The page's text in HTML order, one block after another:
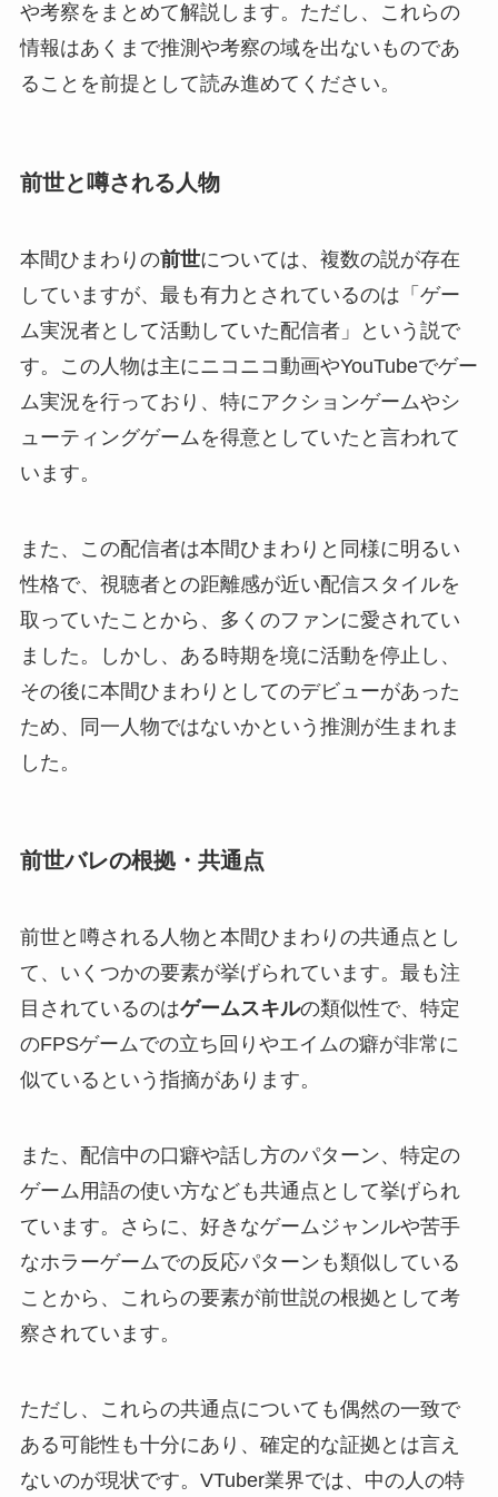
や考察をまとめて解説します。ただし、これらの
情報はあくまで推測や考察の域を出ないものであ
ることを前提として読み進めてください。
前世と噂される人物
本間ひまわりの前世については、複数の説が存在
していますが、最も有力とされているのは「ゲー
ム実況者として活動していた配信者」という説で
す。この人物は主にニコニコ動画やYouTubeでゲー
ム実況を行っており、特にアクションゲームやシ
ューティングゲームを得意としていたと言われて
います。
また、この配信者は本間ひまわりと同様に明るい
性格で、視聴者との距離感が近い配信スタイルを
取っていたことから、多くのファンに愛されてい
ました。しかし、ある時期を境に活動を停止し、
その後に本間ひまわりとしてのデビューがあった
ため、同一人物ではないかという推測が生まれま
した。
前世バレの根拠・共通点
前世と噂される人物と本間ひまわりの共通点とし
て、いくつかの要素が挙げられています。最も注
目されているのはゲームスキルの類似性で、特定
のFPSゲームでの立ち回りやエイムの癖が非常に
似ているという指摘があります。
また、配信中の口癖や話し方のパターン、特定の
ゲーム用語の使い方なども共通点として挙げられ
ています。さらに、好きなゲームジャンルや苦手
なホラーゲームでの反応パターンも類似している
ことから、これらの要素が前世説の根拠として考
察されています。
ただし、これらの共通点についても偶然の一致で
ある可能性も十分にあり、確定的な証拠とは言え
ないのが現状です。VTuber業界では、中の人の特